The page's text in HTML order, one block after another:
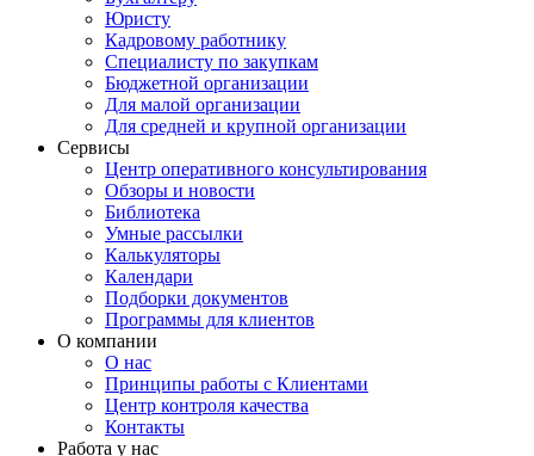
Юристу
Кадровому работнику
Специалисту по закупкам
Бюджетной организации
Для малой организации
Для средней и крупной организации
Сервисы
Центр оперативного консультирования
Обзоры и новости
Библиотека
Умные рассылки
Калькуляторы
Календари
Подборки документов
Программы для клиентов
О компании
О нас
Принципы работы с Клиентами
Центр контроля качества
Контакты
Работа у нас